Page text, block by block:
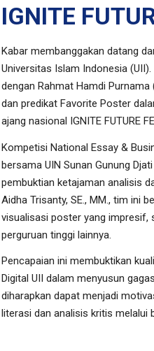
IGNITE
Kabar membanggakan datang
Universitas Islam Indonesia
dengan Rahmat Hamdi
dan predikat Favorite Poster
ajang nasional IGNITE FUTURE
Kompetisi National Essay &
bersama UIN Sunan Gunung
pembuktian ketajaman analisis
Aidha Trisanty, SE., MM., tim ini
visualisasi poster yang impresif,
perguruan tinggi lainnya.
Pencapaian ini membuktikan
Digital UII dalam menyusun
diharapkan dapat menjadi
literasi dan analisis kritis melalui